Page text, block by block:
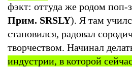
фэкт: оттуда же родом поп-
Прим. SRSLY). Я там
становился, радовал
творчеством. Начинал
индустрии, в которой сейчас